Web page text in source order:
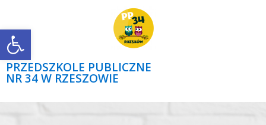
Open toolbar
PRZEDSZKOLE PUBLICZNE
NR 34 W RZESZOWIE